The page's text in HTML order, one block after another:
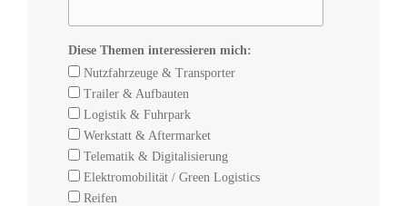
Diese Themen interessieren mich:
Nutzfahrzeuge & Transporter
Trailer & Aufbauten
Logistik & Fuhrpark
Werkstatt & Aftermarket
Telematik & Digitalisierung
Elektromobilität / Green Logistics
Reifen